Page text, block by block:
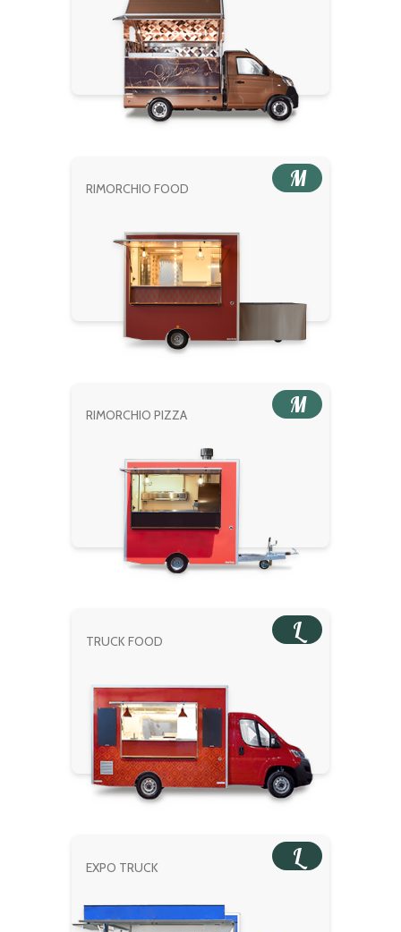
RIMORCHIO FOOD M
RIMORCHIO PIZZA M
TRUCK FOOD L
EXPO TRUCK L